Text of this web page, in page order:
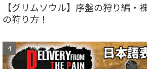
【グリムソウル】序盤の狩り編・
の狩り方！